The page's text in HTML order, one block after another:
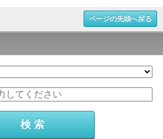
ページの先頭へ戻る